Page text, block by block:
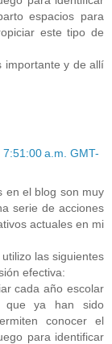
espacios para
este tipo de
importante y de allí
a.m. GMT-
en el blog son muy
serie de acciones
actuales en mi
las siguientes
efectiva:
cada año escolar
que ya han sido
conocer el
para identificar